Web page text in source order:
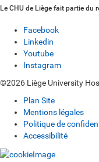
Le CHU de Liège fait partie du
Facebook
Linkedin
Youtube
Instagram
©2026 Liège University
Plan Site
Mentions légales
Politique de
Accessibilité